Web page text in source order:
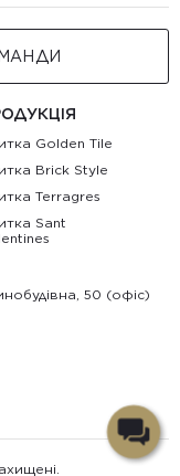
Golden Tile
Brick Style
Terragres
Sant
50 (офіс)